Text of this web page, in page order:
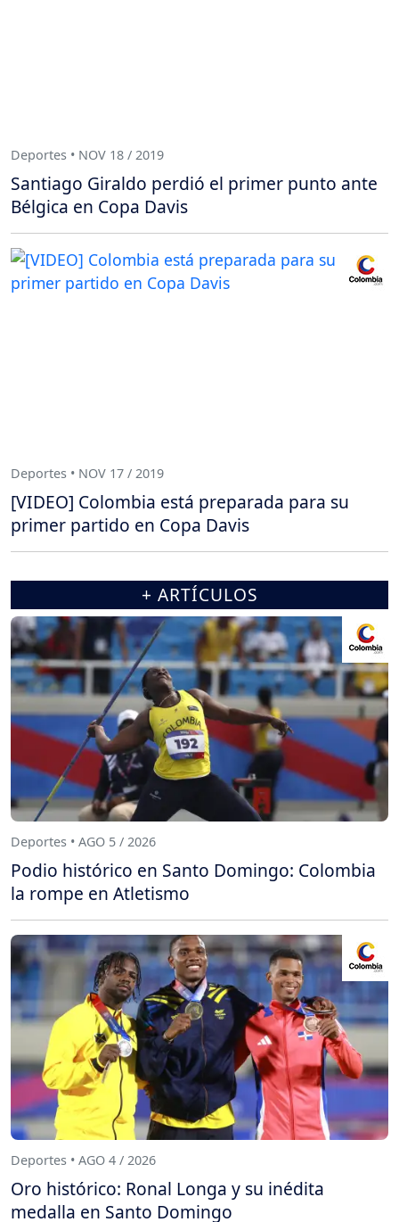
Deportes • NOV 18 / 2019
Santiago Giraldo perdió el primer punto ante
Bélgica en Copa Davis
Deportes • NOV 17 / 2019
[VIDEO] Colombia está preparada para su
primer partido en Copa Davis
+ ARTÍCULOS
Deportes • AGO 5 / 2026
Podio histórico en Santo Domingo: Colombia
la rompe en Atletismo
Deportes • AGO 4 / 2026
Oro histórico: Ronal Longa y su inédita
medalla en Santo Domingo